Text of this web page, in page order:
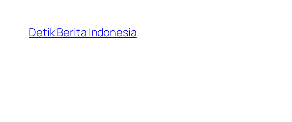
content
Detik Berita Indonesia